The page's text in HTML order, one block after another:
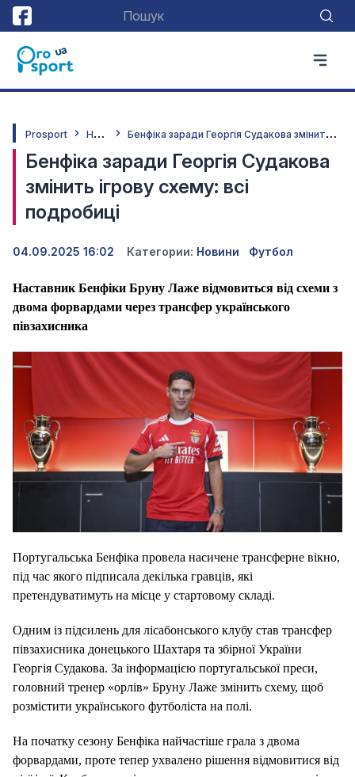
Prosport Н
овини Б
енфіка заради Георгія Судакова змінить ігрову схему: всі подробиці
Бенфіка заради Георгія Судакова
змінить ігрову схему: всі
подробиці
04.09.2025 16:02 Категории: Новини Футбол
Наставник Бенфіки Бруну Лаже відмовиться від схеми з
двома форвардами через трансфер українського
півзахисника
Португальська Бенфіка провела насичене трансферне вікно,
під час якого підписала декілька гравців, які
претендуватимуть на місце у стартовому складі.
Одним із підсилень для лісабонського клубу став трансфер
півзахисника донецького Шахтаря та збірної України
Георгія Судакова. За інформацією португальської преси,
головний тренер «орлів» Бруну Лаже змінить схему, щоб
розмістити українського футболіста на полі.
На початку сезону Бенфіка найчастіше грала з двома
форвардами, проте тепер ухвалено рішення відмовитися від